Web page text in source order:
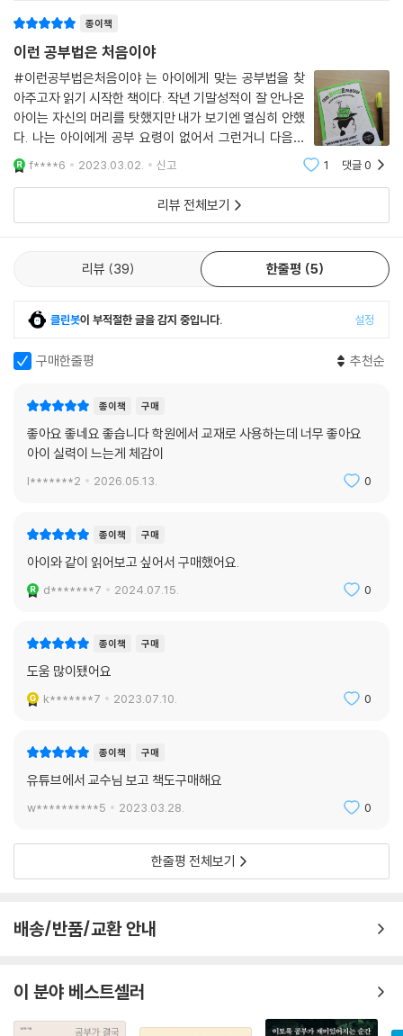
자신의 재능을 찾아 진로를 정할 수 있다는 점에서도 매우 중요해. 무엇이
든 시도해 봐야 내가 어떤 재능을 가지고 있는지 찾을 수 있잖아. 그러니까
“공부하는 것만으로도 시간 없고 바빠!”라면서 선 긋지 말고, 다양한 활동
을 체험해 보고, 그중 가장 흥미로운 일에 시간을 투자해 보면 좋겠어.
--- PP.186~187
수학이나 영어 시험에서 100점을 맞는 것만큼이나 마음 씀씀이나 성품으
로도 100점을 맞을 수 있다면 그게 정말 공부를 잘하는 사람이 아닐까? 공
부의 결과만 중요하게 생각하지 말고, 공부를 하는 의미에 대해서도 생각
해 보는 것, 그리고 그것을 실천할 줄 아는 사람이 정말 훌륭한 사람이라는
종이책
이런 공부법은 처음이야
#이런공부법은처음이야 는 아이에게 맞는 공부법을 찾
아주고자 읽기 시작한 책이다. 작년 기말성적이 잘 안나온
아이는 자신의 머리를 탓했지만 내가 보기엔 열심히 안했
다. 나는 아이에게 공부 요령이 없어서 그런거니 다음엔
잘할 수 있을거라 말해주며 제한된 시간 내에 효과적으로
공부할 수 있는 자신만의 공부법을 찾는데 도움을 주고 싶
f****6 2023.03.02. 신고 1 댓글0
리뷰 전체보기
리뷰 39 한줄평 5
클린봇이 부적절한 글을 감지 중입니다. 설정
구매한줄평 추천순
종이책 구매
좋아요 좋네요 좋습니다 학원에서 교재로 사용하는데 너무 좋아요
아이 실력이 느는게 체감이
l*******2 2026.05.13. 0
종이책 구매
아이와 같이 읽어보고 싶어서 구매했어요.
d*******7 2024.07.15. 0
종이책 구매
도움 많이됐어요
k*******7 2023.07.10. 0
종이책 구매
유튜브에서 교수님 보고 책도구매해요
w**********5 2023.03.28. 0
한줄평 전체보기
배송/반품/교환 안내
이 분야 베스트셀러